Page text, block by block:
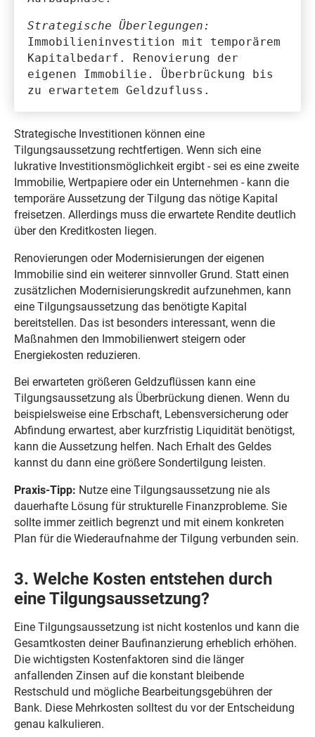
Strategische Überlegungen:
Immobilieninvestition mit temporärem
Kapitalbedarf. Renovierung der
eigenen Immobilie. Überbrückung bis
zu erwartetem Geldzufluss.
Strategische Investitionen können eine
Tilgungsaussetzung rechtfertigen. Wenn sich eine
lukrative Investitionsmöglichkeit ergibt - sei es eine zweite
Immobilie, Wertpapiere oder ein Unternehmen - kann die
temporäre Aussetzung der Tilgung das nötige Kapital
freisetzen. Allerdings muss die erwartete Rendite deutlich
über den Kreditkosten liegen.
Renovierungen oder Modernisierungen der eigenen
Immobilie sind ein weiterer sinnvoller Grund. Statt einen
zusätzlichen Modernisierungskredit aufzunehmen, kann
eine Tilgungsaussetzung das benötigte Kapital
bereitstellen. Das ist besonders interessant, wenn die
Maßnahmen den Immobilienwert steigern oder
Energiekosten reduzieren.
Bei erwarteten größeren Geldzuflüssen kann eine
Tilgungsaussetzung als Überbrückung dienen. Wenn du
beispielsweise eine Erbschaft, Lebensversicherung oder
Abfindung erwartest, aber kurzfristig Liquidität benötigst,
kann die Aussetzung helfen. Nach Erhalt des Geldes
kannst du dann eine größere Sondertilgung leisten.
Praxis-Tipp: Nutze eine Tilgungsaussetzung nie als
dauerhafte Lösung für strukturelle Finanzprobleme. Sie
sollte immer zeitlich begrenzt und mit einem konkreten
Plan für die Wiederaufnahme der Tilgung verbunden sein.
3. Welche Kosten entstehen durch
eine Tilgungsaussetzung?
Eine Tilgungsaussetzung ist nicht kostenlos und kann die
Gesamtkosten deiner Baufinanzierung erheblich erhöhen.
Die wichtigsten Kostenfaktoren sind die länger
anfallenden Zinsen auf die konstant bleibende
Restschuld und mögliche Bearbeitungsgebühren der
Bank. Diese Mehrkosten solltest du vor der Entscheidung
genau kalkulieren.